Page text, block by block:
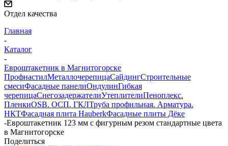
Отдел качества
Главная
-
Каталог
-
Евроштакетник в Магнитогорске
ПрофнастилМеталлочерепицаСайдингСтроительные
смесиФасадные панелиОндулинГибкая
черепицаСнегозадержателиУтеплителиПеноплекс.
ПленкиOSB. ОСП. ГКЛТруба профильная. Арматура.
НКТФасадная плита HauberkФасадные плиты Дёке
-Евроштакетник 123 мм с фигурным резом стандартные цвета
в Магнитогорске
Поделиться